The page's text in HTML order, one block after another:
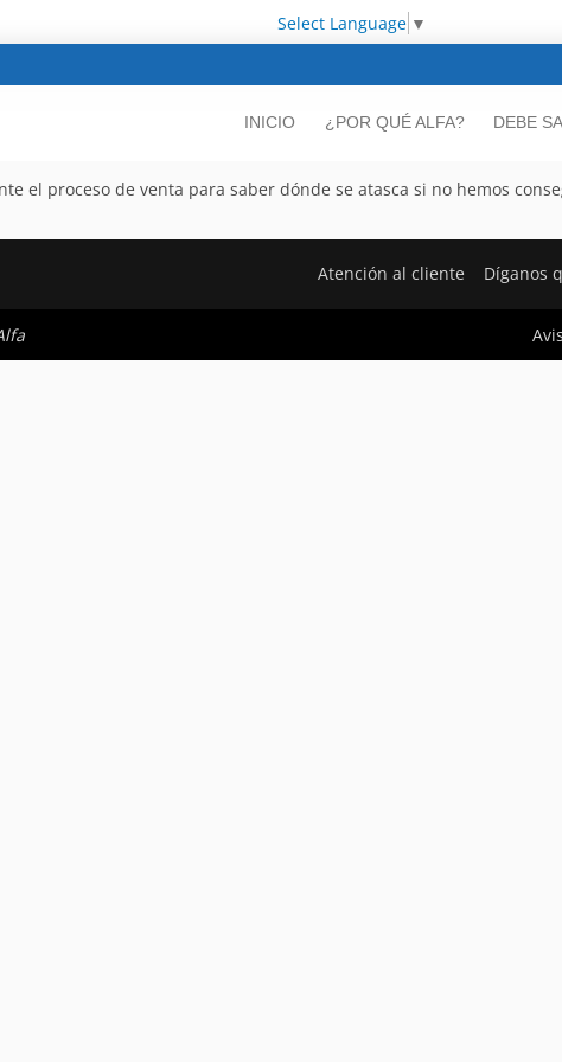
Select Language ▼
INICIO ¿POR QUÉ ALFA? DEBE
el proceso de venta para saber dónde se atasca si no hemos
Atención al cliente Díganos